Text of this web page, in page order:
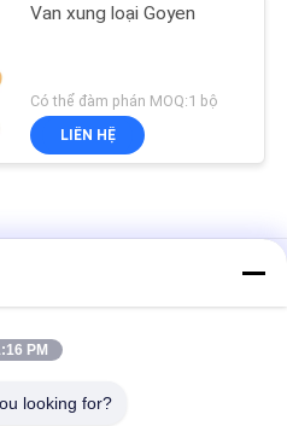
Van xung loại Goyen
Có thể đàm phán MOQ:1 bộ
LIÊN HỆ
van phản lực xung hút bụi
'' DMF-Z-20 BFEC cho máy hút
PM
looking for?